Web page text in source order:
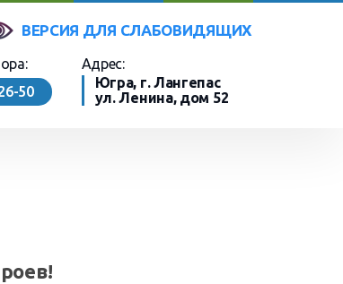
ВЕРСИЯ ДЛЯ СЛАБОВИДЯЩИХ
50
Адрес:
Югра, г. Лангепас
ул. Ленина,дом 52